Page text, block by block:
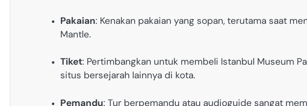
Pakaian: Kenakan pakaian yang sopan, terutama saat
Mantle.
Tiket: Pertimbangkan untuk membeli Istanbul Museum
situs bersejarah lainnya di kota.
Pemandu: Tur berpemandu atau audioguide sangat